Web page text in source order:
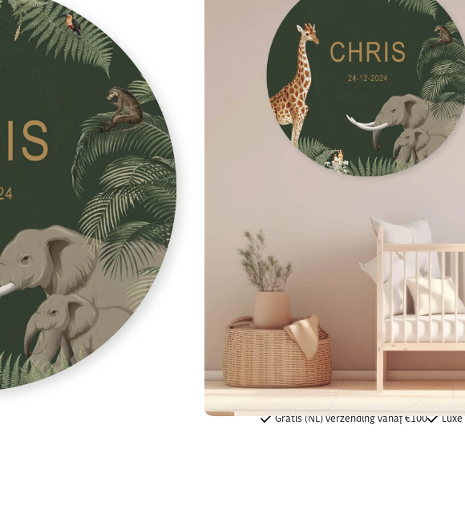
naam van de baby ook de
laten printen.
★★★★★ 800+ tevreden klanten
24,95
Naam/namen:
25 cm (materiaal Forex)
90 cm (materiaal Dibond)
Levertijd: 4 a 6 werkdagen
Toevoegen aan
Gratis (NL) verzending vanaf €100